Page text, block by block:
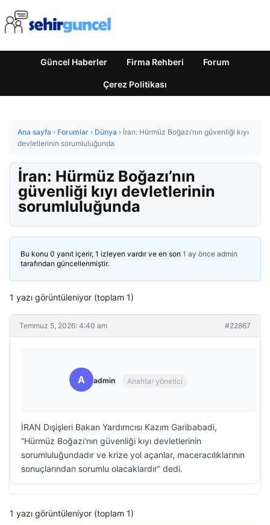
Güncel Haberler Firma Rehberi Forum
Çerez Politikası
Ana sayfa › Forumlar › Dünya › İran: Hürmüz Boğazı’nın güvenliği kıyı
devletlerinin sorumluluğunda
İran: Hürmüz Boğazı’nın
güvenliği kıyı devletlerinin
sorumluluğunda
Bu konu 0 yanıt içerir, 1 izleyen vardır ve en son 1 ay önce admin
tarafından güncellenmiştir.
1 yazı görüntüleniyor (toplam 1)
Temmuz 5, 2026: 4:40 am #22867
A admin Anahtar yönetici
İRAN Dışişleri Bakan Yardımcısı Kazım Garibabadi,
“Hürmüz Boğazı’nın güvenliği kıyı devletlerinin
sorumluluğundadır ve krize yol açanlar, maceracılıklarının
sonuçlarından sorumlu olacaklardır” dedi.
1 yazı görüntüleniyor (toplam 1)